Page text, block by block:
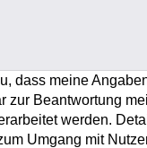
dass meine
zur Beantwortung
werden.
Umgang mit